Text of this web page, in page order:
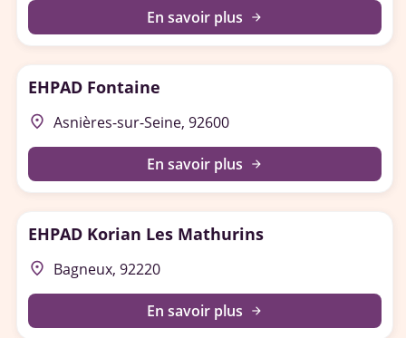
En savoir plus arrow_forward
EHPAD Fontaine
place Asnières-sur-Seine, 92600
En savoir plus arrow_forward
EHPAD Korian Les Mathurins
place Bagneux, 92220
En savoir plus arrow_forward